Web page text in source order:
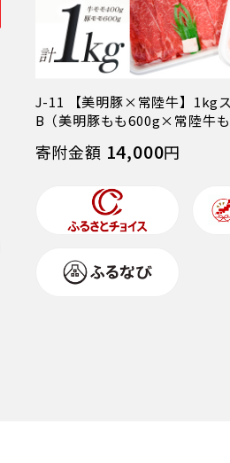
J-11 【美明豚×常陸牛】1kg
B（美明豚もも600g×常陸牛も
寄附金額 14,000円